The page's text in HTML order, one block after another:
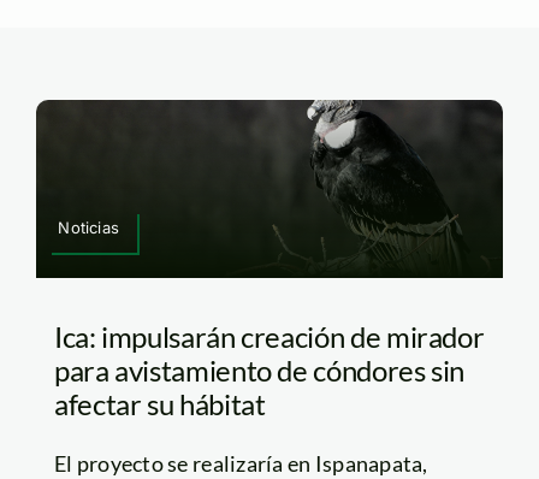
Noticias
Ica: impulsarán creación de mirador
para avistamiento de cóndores sin
afectar su hábitat
El proyecto se realizaría en Ispanapata,